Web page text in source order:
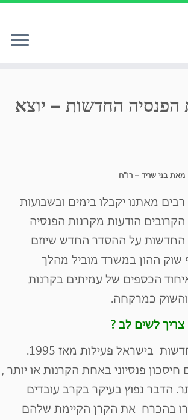
הפנסיה החדשות – יוצא
מאת בני שריד – רו"ח
רבים מאתנו יקבלו בימים ובשבועות
הקרובים הודעות מקרנות הפנסיה
החדשות על ההסדר החדש שיוזם
שוק ההון במשרד מוביל מהלך
הכספים של עמיתים בקרנות
כמרקחה.
צריך לשים לב ?
קרנות הפנסיה החדשות בישראל פעילות מאז 1995.
חיסכון פנסיוני באחת הקרנות או יותר ,
הדבר נפוץ בעיקר בקרב עובדים
בהכרח את הקרן הקיימת שלהם